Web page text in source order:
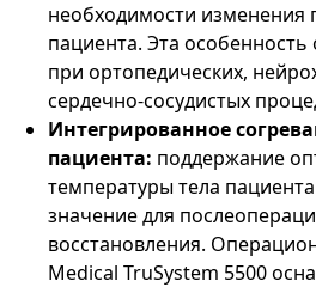
необходимости изменения
пациента. Эта
при ортопедических,
сердечно-сосудистых
Интегрированное
пациента: поддержание
температуры тела
значение для
восстановления.
Medical TruSystem 5500